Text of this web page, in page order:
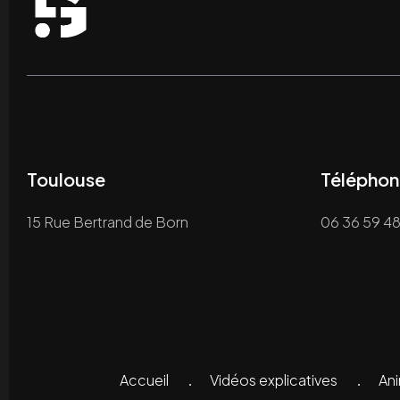
Toulouse
15 Rue Bertrand de Born 06 36 59
Accueil Vidéos explicatives